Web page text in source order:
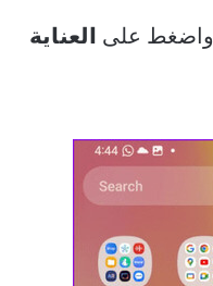
واضغط على العناية